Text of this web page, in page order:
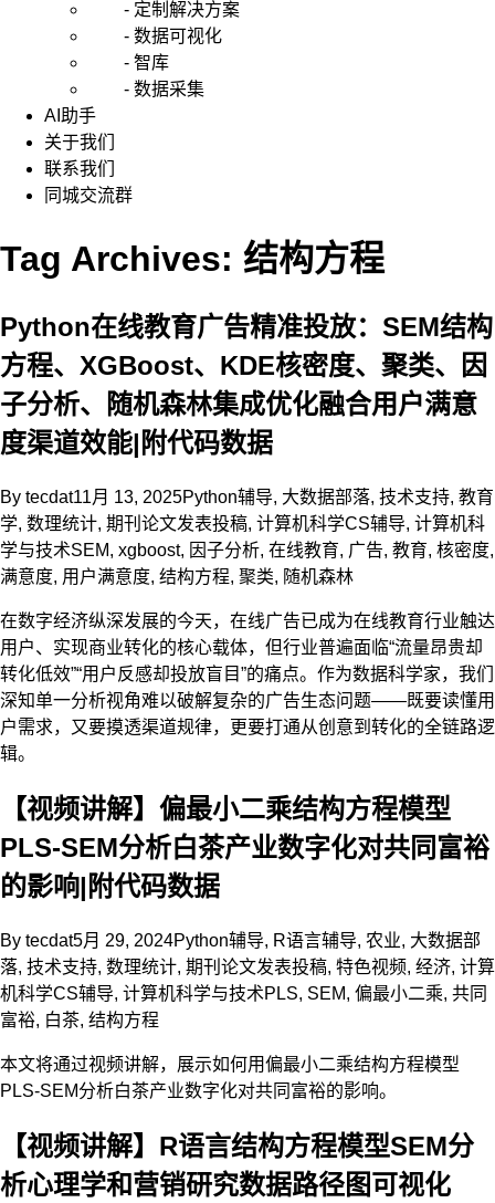
- 定制解决方案
- 数据可视化
- 智库
- 数据采集
AI助手
关于我们
联系我们
同城交流群
Tag Archives: 结构方程
Python在线教育广告精准投放：SEM结构
方程、XGBoost、KDE核密度、聚类、因
子分析、随机森林集成优化融合用户满意
度渠道效能|附代码数据
By tecdat11月 13, 2025Python辅导, 大数据部落, 技术支持, 教育
学, 数理统计, 期刊论文发表投稿, 计算机科学CS辅导, 计算机科
学与技术SEM, xgboost, 因子分析, 在线教育, 广告, 教育, 核密度,
满意度, 用户满意度, 结构方程, 聚类, 随机森林
在数字经济纵深发展的今天，在线广告已成为在线教育行业触达
用户、实现商业转化的核心载体，但行业普遍面临“流量昂贵却
转化低效”“用户反感却投放盲目”的痛点。作为数据科学家，我们
深知单一分析视角难以破解复杂的广告生态问题——既要读懂用
户需求，又要摸透渠道规律，更要打通从创意到转化的全链路逻
辑。
【视频讲解】偏最小二乘结构方程模型
PLS-SEM分析白茶产业数字化对共同富裕
的影响|附代码数据
By tecdat5月 29, 2024Python辅导, R语言辅导, 农业, 大数据部
落, 技术支持, 数理统计, 期刊论文发表投稿, 特色视频, 经济, 计算
机科学CS辅导, 计算机科学与技术PLS, SEM, 偏最小二乘, 共同
富裕, 白茶, 结构方程
本文将通过视频讲解，展示如何用偏最小二乘结构方程模型
PLS-SEM分析白茶产业数字化对共同富裕的影响。
【视频讲解】R语言结构方程模型SEM分
析心理学和营销研究数据路径图可视化